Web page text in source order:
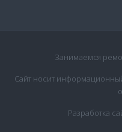
Занимаемся
Сайт носит
Разработка